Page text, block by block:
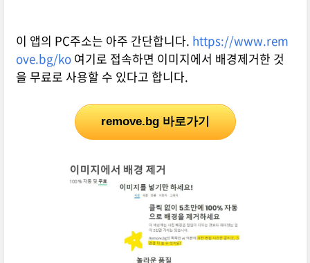
이 앱의 PC주소는 아주 간단합니다. https://www.rem
ove.bg/ko여기로 접속하면 이미지에서 배경제거한 것
을 무료로 사용할 수 있다고 합니다.
remove.bg 바로가기